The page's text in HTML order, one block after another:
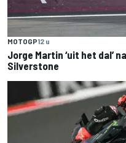
MOTOGP12 u
Jorge Martin ‘uit het dal’
Silverstone